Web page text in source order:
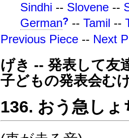
Sindhi -- Slovene --
German? -- Tamil --
Previous Piece -- Next
げき -- 発表して友
子どもの発表会む
136. おう急しょ